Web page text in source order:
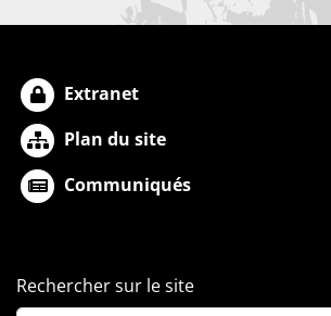
Extranet
Plan du site
Communiqués
Rechercher sur le site